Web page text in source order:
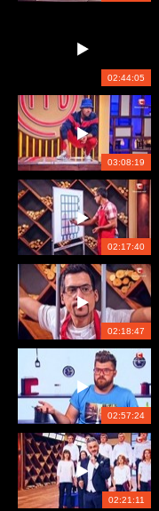
02:44:05
03:08:19
02:17:40
02:18:47
02:57:24
02:21:11